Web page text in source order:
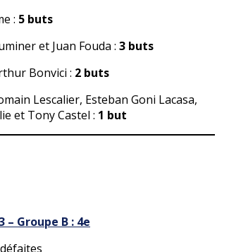
: 5 buts
et Juan Fouda : 3 buts
Bonvici : 2 buts
Lescalier, Esteban Goni Lacasa,
et Tony Castel : 1 but
Groupe B : 4e